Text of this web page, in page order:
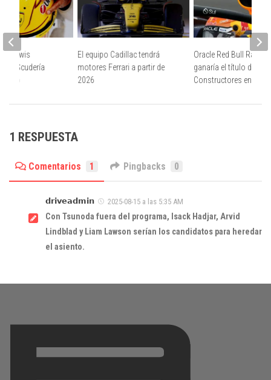
El equipo Cadillac tendrá
motores Ferrari a partir de
2026
Oracle Red Bull Racing
ganaría el título de
Constructores en
Lewis
la Scudería
1 RESPUESTA
Comentarios 1 Pingbacks 0
𝗱𝗿𝗶𝘃𝗲𝗮𝗱𝗺𝗶𝗻 2025-08-15 a las 5:35 AM
Con Tsunoda fuera del programa, Isack Hadjar, Arvid
Lindblad y Liam Lawson serían los candidatos para heredar
el asiento.